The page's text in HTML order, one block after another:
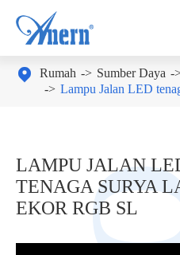
 Rumah Sumber Daya
Lampu Jalan LED
LAMPU JALAN
TENAGA SURYA
EKOR RGB SL